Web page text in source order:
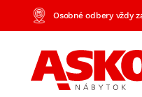
Osobné odbery vždy